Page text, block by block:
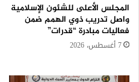
المجلس الأعلى للشئون الإسلامية
واصل تدريب ذوي الهمم ضمن
فعاليات مبادرة “قدرات”
7 أغسطس، 2026